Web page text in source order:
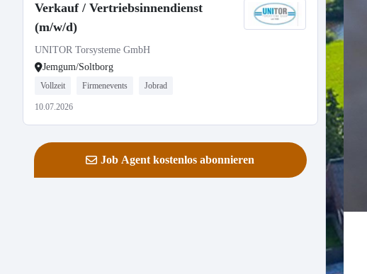
Verkauf / Vertriebsinnendienst
(m/w/d)
UNITOR Torsysteme GmbH
Jemgum/Soltborg
Vollzeit Firmenevents Jobrad
10.07.2026
Job Agent kostenlos abonnieren